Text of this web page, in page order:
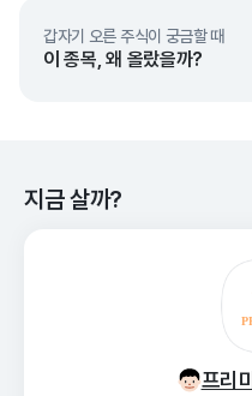
갑자기 오른 주식이 궁금할 때
이 종목, 왜 올랐을까?
지금 살까?
프리
26. 08/07